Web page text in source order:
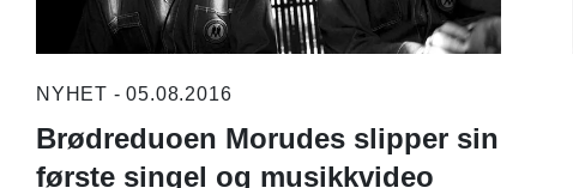
NYHET - 05.08.2016
Brødreduoen Morudes slipper sin
første singel og musikkvideo